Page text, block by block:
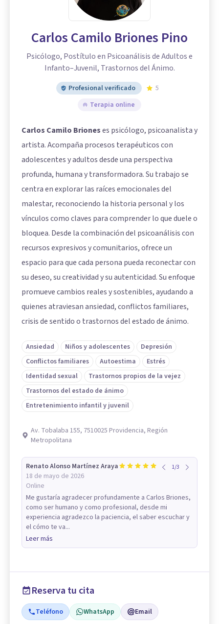
Carlos Camilo Briones Pino
Psicólogo, Postítulo en Psicoanálisis de Adultos e
Infanto–Juvenil, Trastornos del Ánimo.
Profesional verificado
5
Terapia online
Carlos Camilo Brioneses psicólogo, psicoanalista y
artista. Acompaña procesos terapéuticos con
adolescentes y adultos desde una perspectiva
profunda, humana y transformadora. Su trabajo se
centra en explorar las raíces emocionales del
malestar, reconociendo la historia personal y los
vínculos como claves para comprender lo que duele o
bloquea. Desde la combinación del psicoanálisis con
recursos expresivos y comunitarios, ofrece un
espacio para que cada persona pueda reconectar con
su deseo, su creatividad y su autenticidad. Su enfoque
promueve cambios reales y sostenibles, ayudando a
quienes atraviesan ansiedad, conflictos familiares,
crisis de sentido o trastornos del estado de ánimo.
Ansiedad Niños y adolescentes
Depresión
Conflictos familiares
Autoestima
Estrés
Identidad sexual
Trastornos propios de la vejez
Trastornos del estado de ánimo
Entretenimiento infantil y juvenil
Av. Tobalaba 155, 7510025 Providencia, Región
Metropolitana
Renato Alonso Martínez Araya
18 de mayo de 2026
Online
1/3
Me gustaría agradecer profundamente a Carlos Briones,
como ser humano y como profesional, desde mi
experiencia agradezco la paciencia, el saber escuchar y
el cómo te va...
Leer más
Reserva tu cita
Teléfono WhatsApp Email